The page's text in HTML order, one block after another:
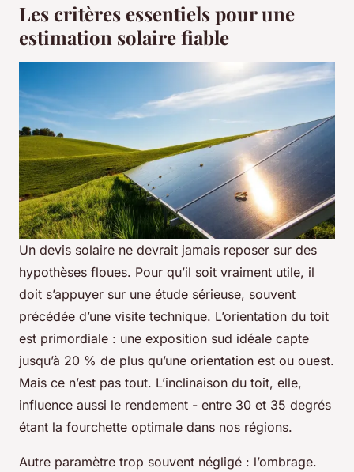
Les critères essentiels pour une
estimation solaire fiable
Un devis solaire ne devrait jamais reposer sur des
hypothèses floues. Pour qu’il soit vraiment utile, il
doit s’appuyer sur une étude sérieuse, souvent
précédée d’une visite technique. L’orientation du toit
est primordiale : une exposition sud idéale capte
jusqu’à 20 % de plus qu’une orientation est ou ouest.
Mais ce n’est pas tout. L’inclinaison du toit, elle,
influence aussi le rendement - entre 30 et 35 degrés
étant la fourchette optimale dans nos régions.
Autre paramètre trop souvent négligé : l’ombrage.